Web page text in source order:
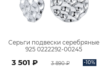
Серьги подвески серебряные
925 0222292-00245
3 501 ₽ 3 890 ₽ -10%